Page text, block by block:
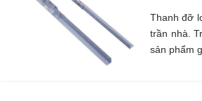
Thanh đỡ
trần nhà.
sản phẩm